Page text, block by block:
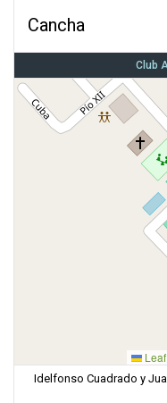
Cancha
Club
Idelfonso Cuadrado y